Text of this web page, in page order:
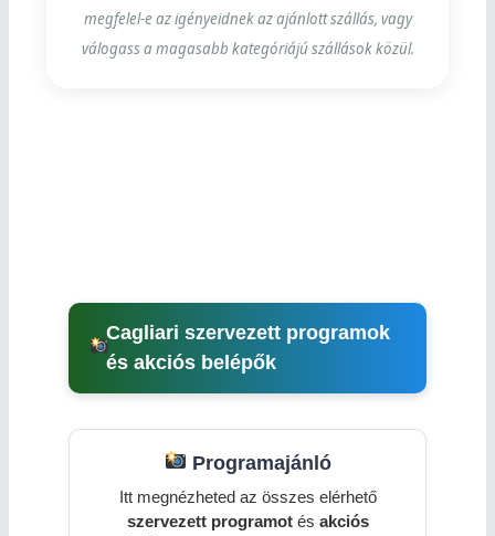
megfelel-e az igényeidnek az ajánlott szállás, vagy
válogass a magasabb kategóriájú szállások közül.
Cagliari szervezett programok
és akciós belépők
Programajánló
Itt megnézheted az összes elérhető
szervezett programotés akciós